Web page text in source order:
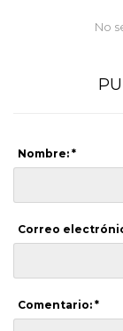
No
Nombre: *
Correo
Comentario: *